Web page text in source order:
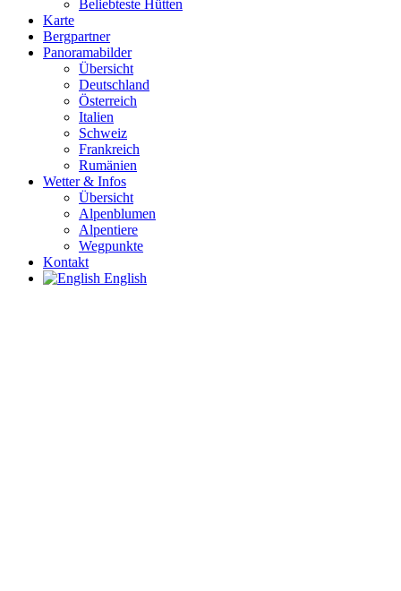
Beliebteste Hütten
Karte
Bergpartner
Panoramabilder
Übersicht
Deutschland
Österreich
Italien
Schweiz
Frankreich
Rumänien
Wetter & Infos
Übersicht
Alpenblumen
Alpentiere
Wegpunkte
Kontakt
English